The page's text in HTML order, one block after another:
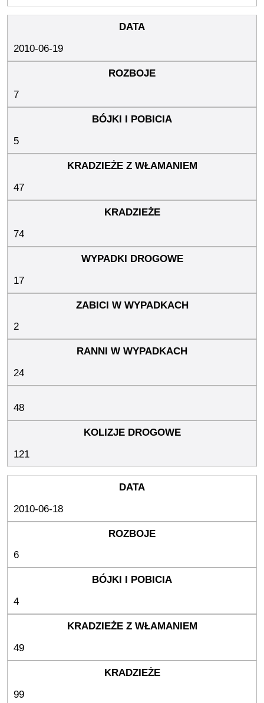
2010-06-19
7
5
47
74
17
2
24
48
121
2010-06-18
6
4
49
99